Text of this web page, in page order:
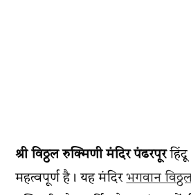
श्रीविठ्ठल रुक्मिणी मंदिर पंढरपूरहिंदू
महत्वपूर्ण है। यह मंदिरभगवान